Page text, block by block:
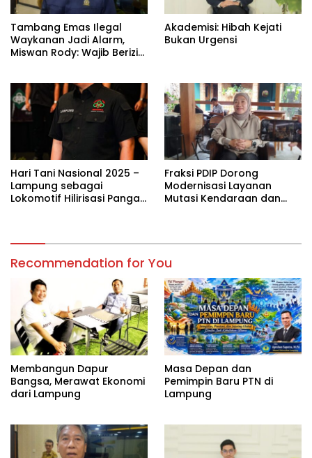
Tambang Emas Ilegal
Waykanan Jadi Alarm,
Miswan Rody: Wajib Berizin
Akademisi: Hibah Kejati
Bukan Urgensi
Hari Tani Nasional 2025 –
Lampung sebagai
Lokomotif Hilirisasi Pangan
Fraksi PDIP Dorong
Modernisasi Layanan
Mutasi Kendaraan dan
Recommendation for You
Membangun Dapur
Bangsa, Merawat Ekonomi
dari Lampung
Masa Depan dan
Pemimpin Baru PTN di
Lampung